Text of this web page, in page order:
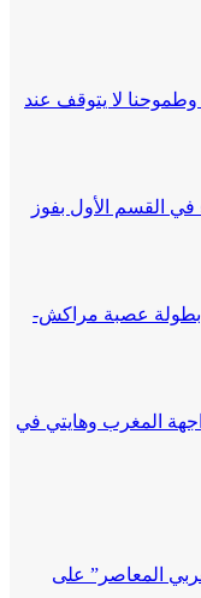
لا يتوقف عند
القسم الأول بفوز
بطولة عصبة مراكش-
المغرب وهايتي في
المعاصر” على